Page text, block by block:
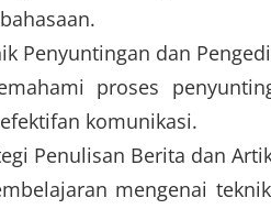
Penyuntingan dan
proses
komunikasi.
Penulisan Berita dan
mengenai